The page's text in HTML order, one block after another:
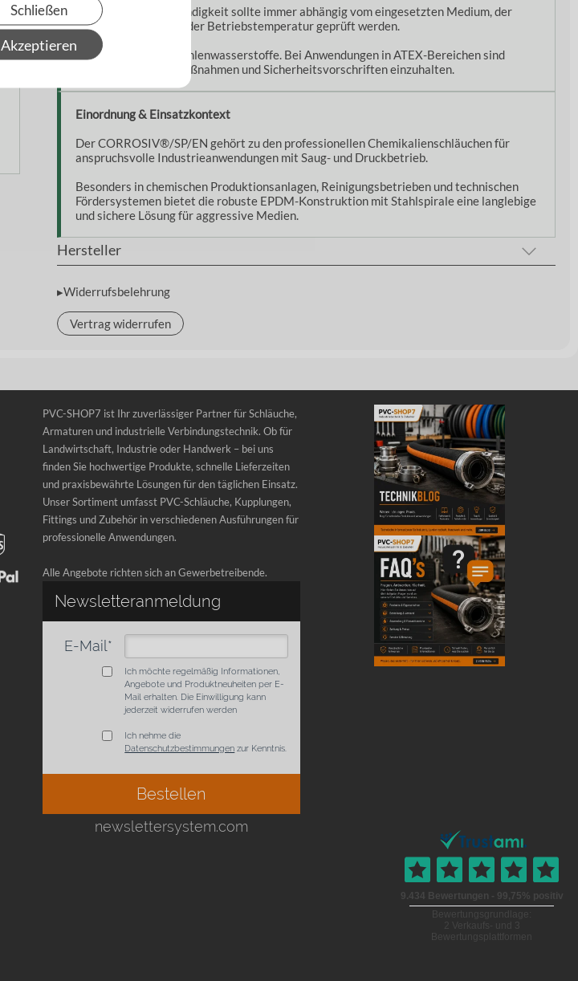
Schließen
Akzeptieren
Die chemische Beständigkeit sollte immer abhängig vom eingesetzten Medium, der
Konzentration sowie der Betriebstemperatur geprüft werden.
Nicht geeignet für Kohlenwasserstoffe. Bei Anwendungen in ATEX-Bereichen sind
geeignete Erdungsmaßnahmen und Sicherheitsvorschriften einzuhalten.
Einordnung & Einsatzkontext
Der CORROSIV®/SP/EN gehört zu den professionellen Chemikalienschläuchen für
anspruchsvolle Industrieanwendungen mit Saug- und Druckbetrieb.
Besonders in chemischen Produktionsanlagen, Reinigungsbetrieben und technischen
Fördersystemen bietet die robuste EPDM-Konstruktion mit Stahlspirale eine langlebige
und sichere Lösung für aggressive Medien.
Hersteller
▸Widerrufsbelehrung
Vertrag widerrufen
PVC-SHOP7 ist Ihr zuverlässiger Partner für Schläuche,
Armaturen und industrielle Verbindungstechnik. Ob für
Landwirtschaft, Industrie oder Handwerk – bei uns
finden Sie hochwertige Produkte, schnelle Lieferzeiten
und praxisbewährte Lösungen für den täglichen Einsatz.
Unser Sortiment umfasst PVC-Schläuche, Kupplungen,
Fittings und Zubehör in verschiedenen Ausführungen für
professionelle Anwendungen.
Alle Angebote richten sich an Gewerbetreibende.